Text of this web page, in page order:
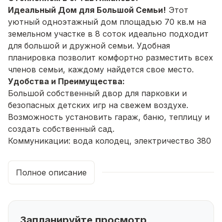
Идеальный Дом для Большой Семьи! Этот
уютный одноэтажный дом площадью 70 кв.м на
земельном участке в 8 соток идеально подходит
для большой и дружной семьи. Удобная
планировка позволит комфортно разместить всех
членов семьи, каждому найдется свое место.
Удобства и Преимущества:
Большой собственный двор для парковки и
безопасных детских игр на свежем воздухе.
Возможность установить гараж, баню, теплицу и
создать собственный сад.
Коммуникации: вода колодец, электричество 380
Чистовая отделка, монолитный ленточный
фундамент, кровля из окрашенного профнастила.
Две спальные комнаты
Полное описание